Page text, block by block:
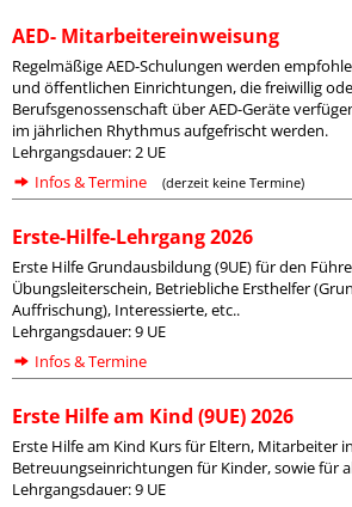
AED- Mitarbeitereinweisung
Regelmäßige AED-Schulungen werden
und öffentlichen Einrichtungen, die freiwillig
Berufsgenossenschaft über AED-Geräte
im jährlichen Rhythmus aufgefrischt werden.
Lehrgangsdauer: 2 UE
Infos & Termine
(derzeit keine Termine)
Erste-Hilfe-Lehrgang 2026
Erste Hilfe Grundausbildung (9UE) für den
Übungsleiterschein, Betriebliche Ersthelfer
Auffrischung), Interessierte, etc..
Lehrgangsdauer: 9 UE
Infos & Termine
Erste Hilfe am Kind (9UE) 2026
Erste Hilfe am Kind Kurs für Eltern, Mitarbeiter
Betreuungseinrichtungen für Kinder, sowie für
Lehrgangsdauer: 9 UE